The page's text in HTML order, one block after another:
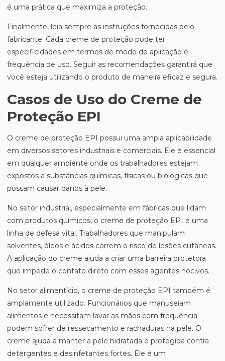
é uma prática que maximiza a proteção.
Finalmente, leia sempre as instruções fornecidas pelo
fabricante. Cada creme de proteção pode ter
especificidades em termos de modo de aplicação e
frequência de uso. Seguir as recomendações garantirá que
você esteja utilizando o produto de maneira eficaz e segura.
Casos de Uso do Creme de
Proteção EPI
O creme de proteção EPI possui uma ampla aplicabilidade
em diversos setores industriais e comerciais. Ele é essencial
em qualquer ambiente onde os trabalhadores estejam
expostos a substâncias químicas, físicas ou biológicas que
possam causar danos à pele.
No setor industrial, especialmente em fábricas que lidam
com produtos químicos, o creme de proteção EPI é uma
linha de defesa vital. Trabalhadores que manipulam
solventes, óleos e ácidos correm o risco de lesões cutâneas.
A aplicação do creme ajuda a criar uma barreira protetora
que impede o contato direto com esses agentes nocivos.
No setor alimentício, o creme de proteção EPI também é
amplamente utilizado. Funcionários que manuseiam
alimentos e necessitam lavar as mãos com frequência
podem sofrer de ressecamento e rachaduras na pele. O
creme ajuda a manter a pele hidratada e protegida contra
detergentes e desinfetantes fortes. Ele é um